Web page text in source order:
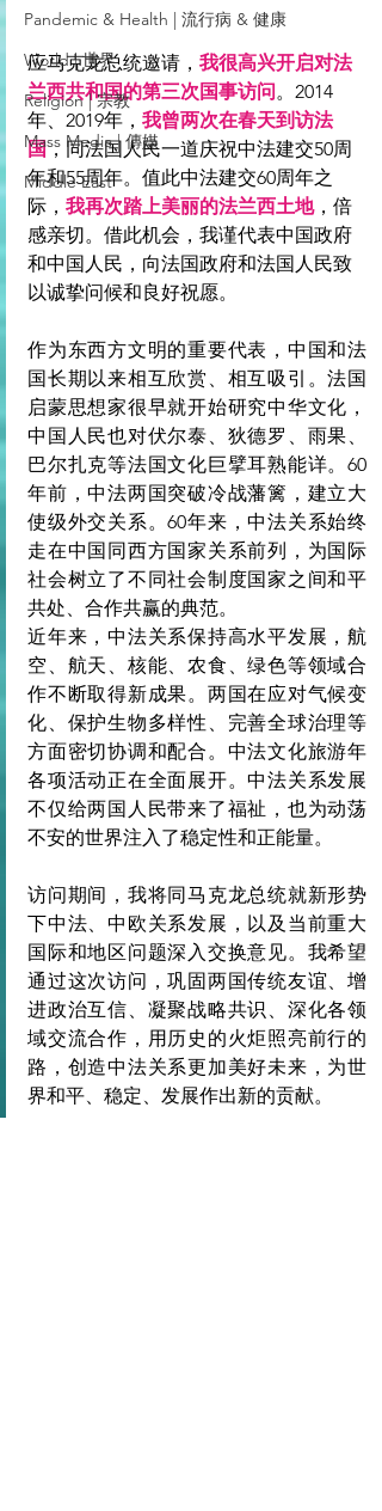
Pandemic & Health | 流行病 & 健康
World | 世界
Religion | 宗教
Mass Media | 傳媒
Middle East
应马克龙总统邀请， 我很高兴开启对法
兰西共和国的第三次国事访问。2014
年、2019年， 我曾两次在春天到访法
国，同法国人民一道庆祝中法建交50周
年和55周年。值此中法建交60周年之
际， 我再次踏上美丽的法兰西土地，倍
感亲切。借此机会，我谨代表中国政府
和中国人民，向法国政府和法国人民致
以诚挚问候和良好祝愿。
作为东西方文明的重要代表，中国和法
国长期以来相互欣赏、相互吸引。法国
启蒙思想家很早就开始研究中华文化，
中国人民也对伏尔泰、狄德罗、雨果、
巴尔扎克等法国文化巨擘耳熟能详。60
年前，中法两国突破冷战藩篱，建立大
使级外交关系。60年来，中法关系始终
走在中国同西方国家关系前列，为国际
社会树立了不同社会制度国家之间和平
共处、合作共赢的典范。
近年来，中法关系保持高水平发展，航
空、航天、核能、农食、绿色等领域合
作不断取得新成果。两国在应对气候变
化、保护生物多样性、完善全球治理等
方面密切协调和配合。中法文化旅游年
各项活动正在全面展开。中法关系发展
不仅给两国人民带来了福祉，也为动荡
不安的世界注入了稳定性和正能量。
访问期间，我将同马克龙总统就新形势
下中法、中欧关系发展，以及当前重大
国际和地区问题深入交换意见。我希望
通过这次访问，巩固两国传统友谊、增
进政治互信、凝聚战略共识、深化各领
域交流合作，用历史的火炬照亮前行的
路，创造中法关系更加美好未来，为世
界和平、稳定、发展作出新的贡献。